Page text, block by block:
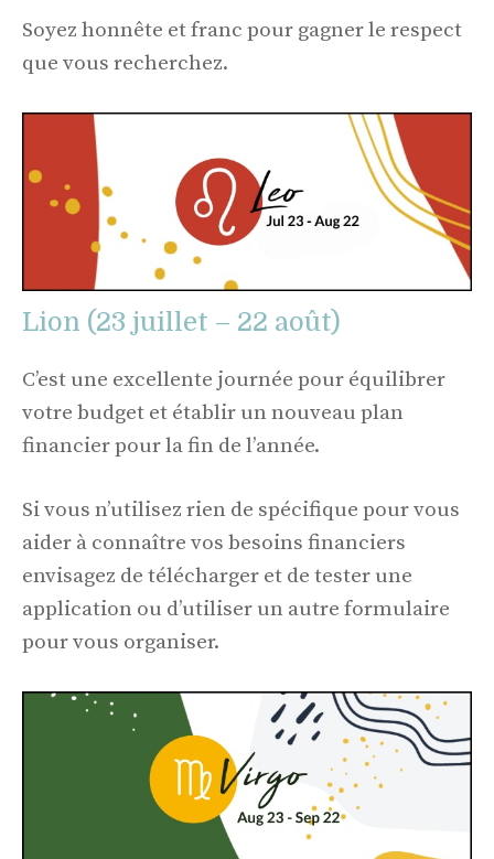
Soyez honnête et franc pour gagner le respect
que vous recherchez.
Lion (23 juillet – 22 août)
C’est une excellente journée pour équilibrer
votre budget et établir un nouveau plan
financier pour la fin de l’année.
Si vous n’utilisez rien de spécifique pour vous
aider à connaître vos besoins financiers
envisagez de télécharger et de tester une
application ou d’utiliser un autre formulaire
pour vous organiser.